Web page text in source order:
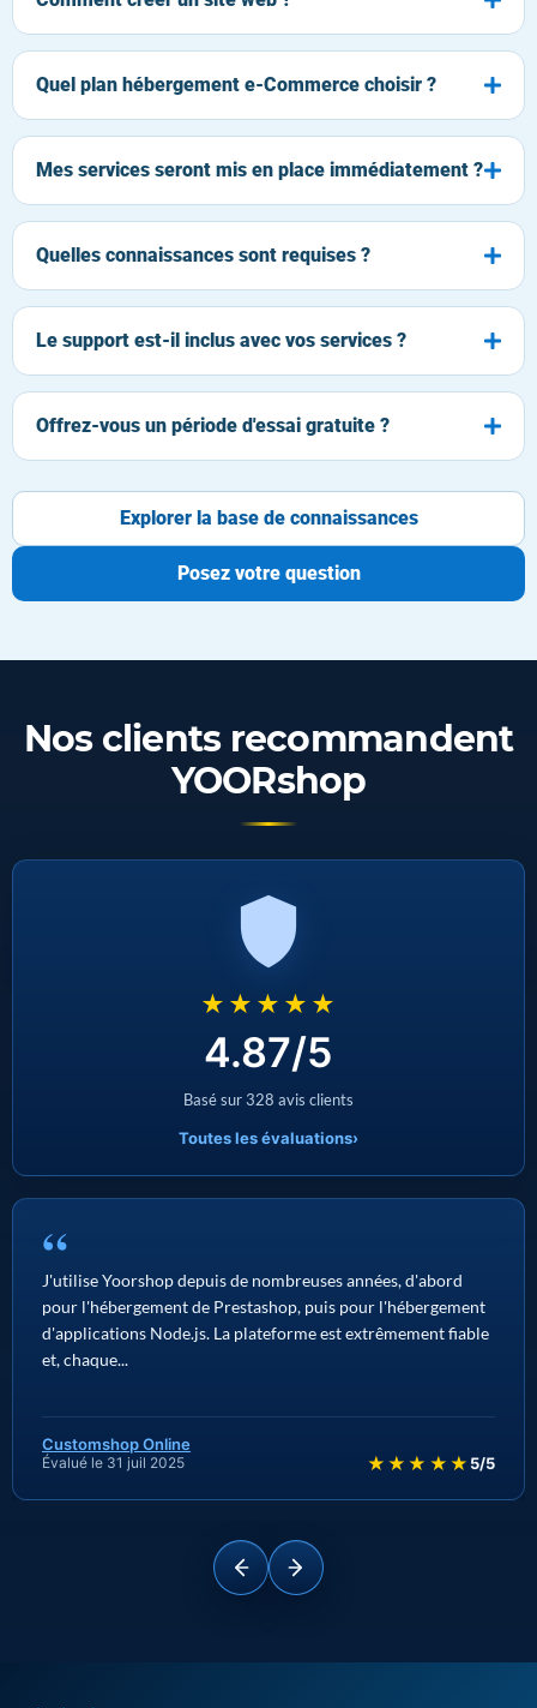
Quel plan hébergement e-Commerce choisir ?
Mes services seront mis en place immédiatement ?
Quelles connaissances sont requises ?
Le support est-il inclus avec vos services ?
Offrez-vous un période d'essai gratuite ?
Explorer la base de connaissances
Posez votre question
Nos clients recommandent
YOORshop
★★★★★
4.87/5
Basé sur 328 avis clients
Toutes les évaluations›
“
J'utilise Yoorshop depuis de nombreuses années, d'abord
pour l'hébergement de Prestashop, puis pour l'hébergement
d'applications Node.js. La plateforme est extrêmement fiable
et, chaque...
Customshop Online
Évalué le 31 juil 2025 ★★★★★ 5/5